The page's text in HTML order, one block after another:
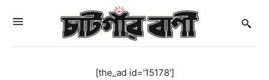
[the_ad id='15178']